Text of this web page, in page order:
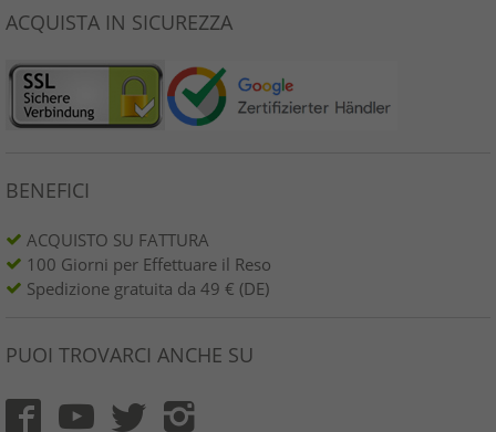
ACQUISTA IN SICUREZZA
BENEFICI
ACQUISTO SU FATTURA
100 Giorni per Effettuare il Reso
Spedizione gratuita da 49 € (DE)
PUOI TROVARCI ANCHE SU